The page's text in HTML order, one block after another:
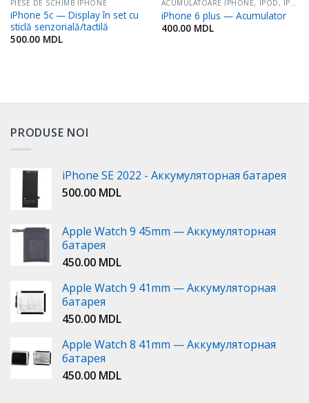
PIESE DE SCHIMB IPHONE
iPhone 5c — Display în set cu
sticlă senzorială/tactilă
500.00 MDL
ACUMULATOARE IPHONE, IPOD, IPAD
iPhone 6 plus — Acumulator
400.00 MDL
PRODUSE NOI
iPhone SE 2022 - Аккумуляторная батарея
500.00 MDL
Apple Watch 9 45mm — Аккумуляторная
батарея
450.00 MDL
Apple Watch 9 41mm — Аккумуляторная
батарея
450.00 MDL
Apple Watch 8 41mm — Аккумуляторная
батарея
450.00 MDL